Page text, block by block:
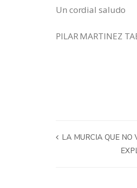
Un cordial saludo
PILAR MARTINEZ
LA MURCIA QUE NO